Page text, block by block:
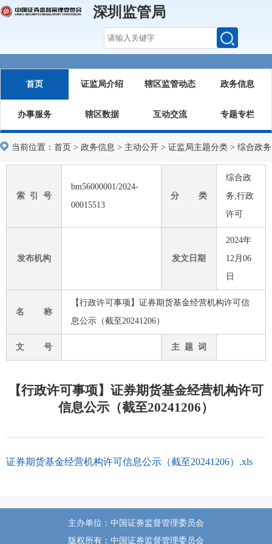
深圳监管局
首页 证监局介绍 辖区监管动态 政务信息
办事服务 辖区数据 互动交流 专题专栏
当前位置： 首页 > 政务信息 > 主动公开 > 证监局主题分类 > 综合政务
索 引 号
bm56000001/2024-
00015513
分 类
综合政
务;行政
许可
发布机构 发文日期
2024年
12月06
日
名 称
【行政许可事项】证券期货基金经营机构许可信
息公示（截至20241206）
文 号 主 题 词
【行政许可事项】证券期货基金经营机构许可
信息公示（截至20241206）
证券期货基金经营机构许可信息公示（截至20241206）.xls
主办单位：中国证券监督管理委员会
版权所有：中国证券监督管理委员会